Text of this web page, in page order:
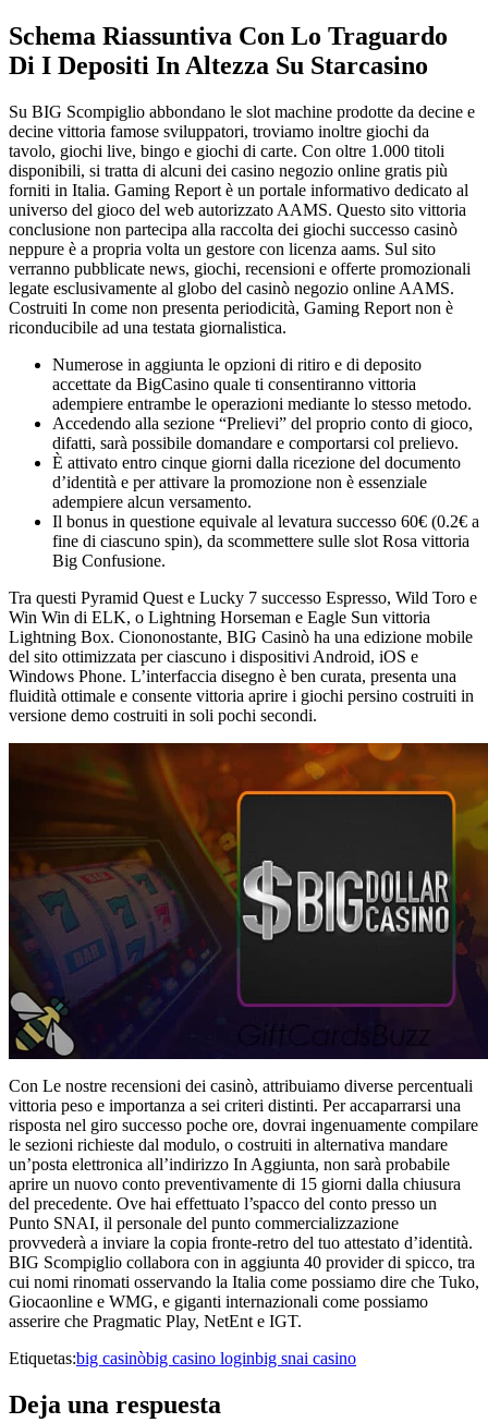
Schema Riassuntiva Con Lo Traguardo
Di I Depositi In Altezza Su Starcasino
Su BIG Scompiglio abbondano le slot machine prodotte da decine e
decine vittoria famose sviluppatori, troviamo inoltre giochi da
tavolo, giochi live, bingo e giochi di carte. Con oltre 1.000 titoli
disponibili, si tratta di alcuni dei casino negozio online gratis più
forniti in Italia. Gaming Report è un portale informativo dedicato al
universo del gioco del web autorizzato AAMS. Questo sito vittoria
conclusione non partecipa alla raccolta dei giochi successo casinò
neppure è a propria volta un gestore con licenza aams. Sul sito
verranno pubblicate news, giochi, recensioni e offerte promozionali
legate esclusivamente al globo del casinò negozio online AAMS.
Costruiti In come non presenta periodicità, Gaming Report non è
riconducibile ad una testata giornalistica.
Numerose in aggiunta le opzioni di ritiro e di deposito
accettate da BigCasino quale ti consentiranno vittoria
adempiere entrambe le operazioni mediante lo stesso metodo.
Accedendo alla sezione “Prelievi” del proprio conto di gioco,
difatti, sarà possibile domandare e comportarsi col prelievo.
È attivato entro cinque giorni dalla ricezione del documento
d’identità e per attivare la promozione non è essenziale
adempiere alcun versamento.
Il bonus in questione equivale al levatura successo 60€ (0.2€ a
fine di ciascuno spin), da scommettere sulle slot Rosa vittoria
Big Confusione.
Tra questi Pyramid Quest e Lucky 7 successo Espresso, Wild Toro e
Win Win di ELK, o Lightning Horseman e Eagle Sun vittoria
Lightning Box. Ciononostante, BIG Casinò ha una edizione mobile
del sito ottimizzata per ciascuno i dispositivi Android, iOS e
Windows Phone. L’interfaccia disegno è ben curata, presenta una
fluidità ottimale e consente vittoria aprire i giochi persino costruiti in
versione demo costruiti in soli pochi secondi.
Con Le nostre recensioni dei casinò, attribuiamo diverse percentuali
vittoria peso e importanza a sei criteri distinti. Per accaparrarsi una
risposta nel giro successo poche ore, dovrai ingenuamente compilare
le sezioni richieste dal modulo, o costruiti in alternativa mandare
un’posta elettronica all’indirizzo In Aggiunta, non sarà probabile
aprire un nuovo conto preventivamente di 15 giorni dalla chiusura
del precedente. Ove hai effettuato l’spacco del conto presso un
Punto SNAI, il personale del punto commercializzazione
provvederà a inviare la copia fronte-retro del tuo attestato d’identità.
BIG Scompiglio collabora con in aggiunta 40 provider di spicco, tra
cui nomi rinomati osservando la Italia come possiamo dire che Tuko,
Giocaonline e WMG, e giganti internazionali come possiamo
asserire che Pragmatic Play, NetEnt e IGT.
Etiquetas:big casinòbig casino loginbig snai casino
Deja una respuesta